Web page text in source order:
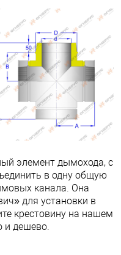
элемент дымохода, с
в одну общую
канала. Она
для установки в
крестовину на нашем
и дешево.